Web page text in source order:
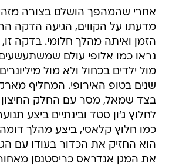
אחרי שהמהפך הושלם בצורה
מדעתו על הקווים, הגיעה הדקה
הזמן ואיתה מהלך חלומי. בדקה
נראו כמו אלופי עולם
מול ילדים בכחול ולא מול
שנים בטופ האירופי. המחליף
בצד שמאל, מסר עם החלק החיצון
לחלוץ ג'ון סטד ובינתיים ביצע
כמו חלוץ קלאסי, ביצע מהלך
הוא החזיק את הכדור בעודו עם
את המגן אנדראס כריסטנסן